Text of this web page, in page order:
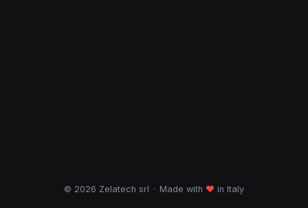
© 2026 Zelatech srl · Made with ♥ in Italy